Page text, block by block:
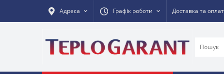
Адреса Графік роботи Доставка та